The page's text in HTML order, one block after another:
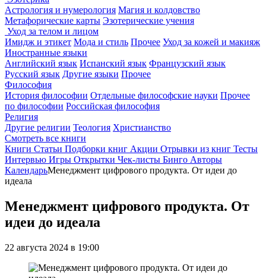
Астрология и нумерология Магия и колдовство
Метафорические карты Эзотерические учения
Уход за телом и лицом
Имидж и этикет Мода и стиль Прочее Уход за кожей и макияж
Иностранные языки
Английский язык Испанский язык Французский язык
Русский язык Другие языки Прочее
Философия
История философии Отдельные философские науки Прочее
по философии Российская философия
Религия
Другие религии Теология Христианство
Смотреть все книги
Книги Статьи Подборки книг Акции Отрывки из книг Тесты
Интервью Игры Открытки Чек-листы Бинго Авторы
КалендарьМенеджмент цифрового продукта. От идеи до
идеала
Менеджмент цифрового продукта. От
идеи до идеала
22 августа 2024 в 19:00